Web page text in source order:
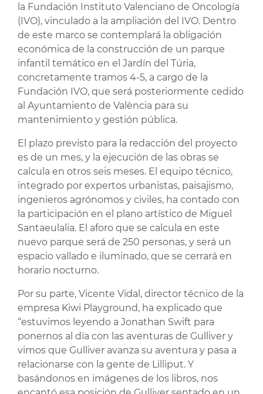
la Fundación Instituto Valenciano de Oncología
(IVO), vinculado a la ampliación del IVO. Dentro
de este marco se contemplará la obligación
económica de la construcción de un parque
infantil temático en el Jardín del Túria,
concretamente tramos 4-5, a cargo de la
Fundación IVO, que será posteriormente cedido
al Ayuntamiento de València para su
mantenimiento y gestión pública.
El plazo previsto para la redacción del proyecto
es de un mes, y la ejecución de las obras se
calcula en otros seis meses. El equipo técnico,
integrado por expertos urbanistas, paisajismo,
ingenieros agrónomos y civiles, ha contado con
la participación en el plano artístico de Miguel
Santaeulalia. El aforo que se calcula en este
nuevo parque será de 250 personas, y será un
espacio vallado e iluminado, que se cerrará en
horario nocturno.
Por su parte, Vicente Vidal, director técnico de la
empresa Kiwi Playground, ha explicado que
“estuvimos leyendo a Jonathan Swift para
ponernos al día con las aventuras de Gulliver y
vimos que Gulliver avanza su aventura y pasa a
relacionarse con la gente de Lilliput. Y
basándonos en imágenes de los libros, nos